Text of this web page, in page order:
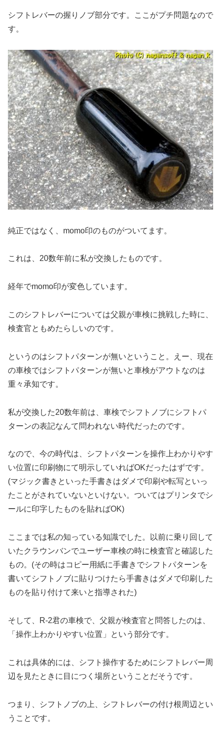
シフトレバーの握りノブ部分です。ここがプチ問題なので
す。
純正ではなく、momo印のものがついてます。
これは、20数年前に私が交換したものです。
経年でmomo印が変色しています。
このシフトレバーについては父親が車検に挑戦した時に、
検査官ともめたらしいのです。
というのはシフトパターンが無いということ。えー、現在
の車検ではシフトパターンが無いと車検がアウトなのは
重々承知です。
私が交換した20数年前は、車検でシフトノブにシフトパ
ターンの表記なんて問われない時代だったのです。
なので、今の時代は、シフトパターンを操作上わかりやす
い位置に印刷物にて明示していればOKだったはずです。
(マジック書きといった手書きはダメで印刷や転写といっ
たことがされていないといけない。ついてはプリンタでシ
ールに印字したものを貼ればOK)
ここまでは私の知っている知識でした。以前に乗り回して
いたクラウンバンでユーザー車検の時に検査官と確認した
もの。(その時はコピー用紙に手書きでシフトパターンを
書いてシフトノブに貼りつけたら手書きはダメで印刷した
ものを貼り付けて来いと指導された)
そして、R-2君の車検で、父親が検査官と問答したのは、
「操作上わかりやすい位置」という部分です。
これは具体的には、シフト操作するためにシフトレバー周
辺を見たときに目につく場所ということだそうです。
つまり、シフトノブの上、シフトレバーの付け根周辺とい
うことです。